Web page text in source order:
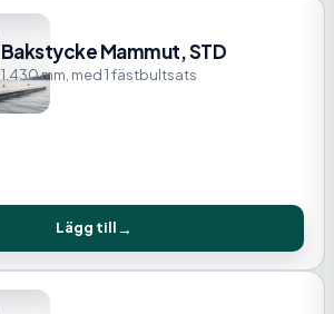
Bakstycke Mammut, STD
1.430 mm, med 1 fästbultsats
Lägg till